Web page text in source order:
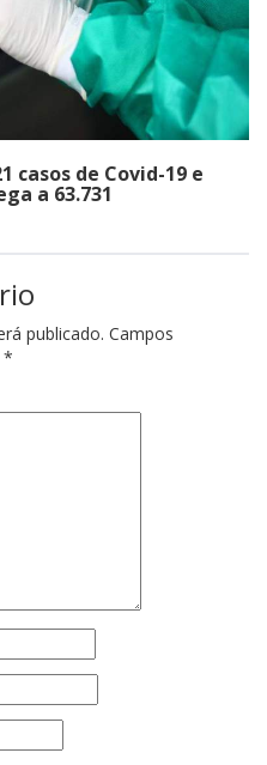
casos de Covid-19 e
a 63.731
publicado. Campos
*